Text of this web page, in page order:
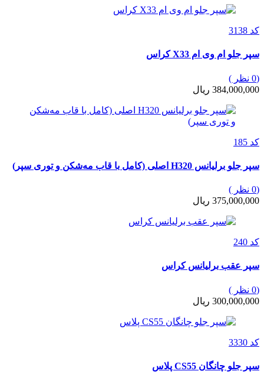
کد 3138
سپر جلو ام وی ام X33 کراس
(0 نظر )
384,000,000 ریال
کد 185
سپر جلو برلیانس H320 اصلی (کامل با قاب مه‌شکن و توری سپر)
(0 نظر )
375,000,000 ریال
کد 240
سپر عقب برلیانس کراس
(0 نظر )
300,000,000 ریال
کد 3330
سپر جلو چانگان CS55 پلاس